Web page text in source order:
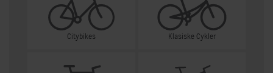
Citybikes Klasiske Cykler